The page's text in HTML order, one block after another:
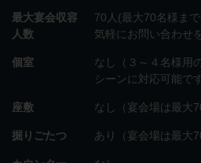
最大宴会収容
人数
70人(最大70名様ま
気軽にお問い合わせ
個室
なし（３～４名様用
シーンに対応可能で
座敷 なし（宴会場は最大
掘りごたつ あり（宴会場は最大